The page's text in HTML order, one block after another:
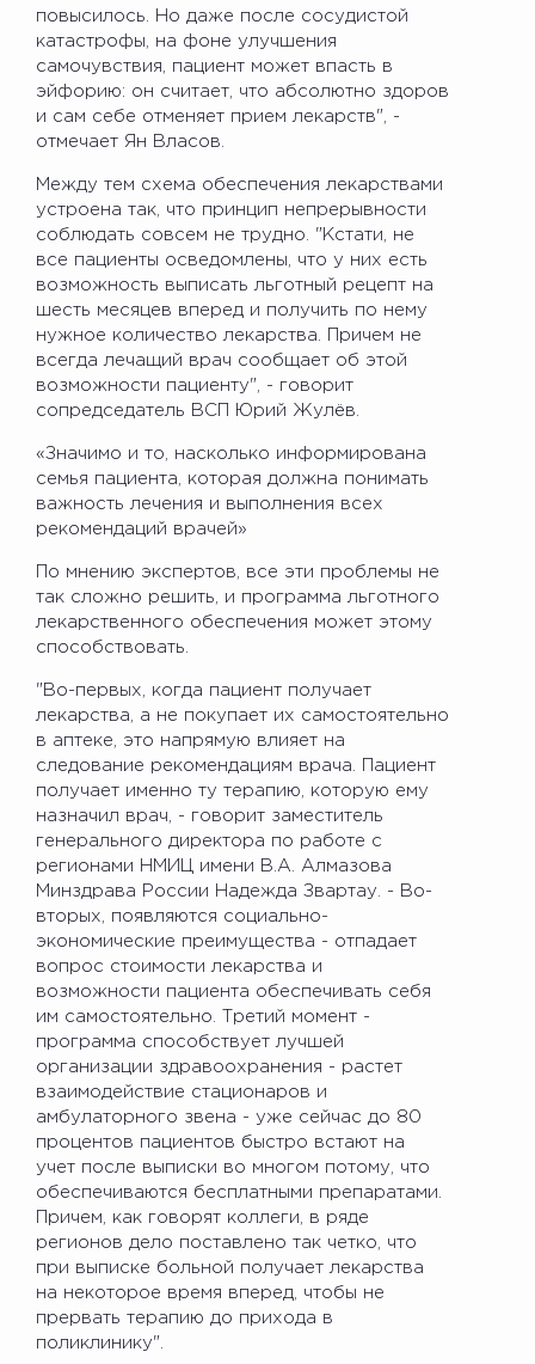
повысилось. Но даже после сосудистой
катастрофы, на фоне улучшения
самочувствия, пациент может впасть в
эйфорию: он считает, что абсолютно здоров
и сам себе отменяет прием лекарств", -
отмечает Ян Власов.
Между тем схема обеспечения лекарствами
устроена так, что принцип непрерывности
соблюдать совсем не трудно. "Кстати, не
все пациенты осведомлены, что у них есть
возможность выписать льготный рецепт на
шесть месяцев вперед и получить по нему
нужное количество лекарства. Причем не
всегда лечащий врач сообщает об этой
возможности пациенту", - говорит
сопредседатель ВСП Юрий Жулёв.
«Значимо и то, насколько информирована
семья пациента, которая должна понимать
важность лечения и выполнения всех
рекомендаций врачей»
По мнению экспертов, все эти проблемы не
так сложно решить, и программа льготного
лекарственного обеспечения может этому
способствовать.
"Во-первых, когда пациент получает
лекарства, а не покупает их самостоятельно
в аптеке, это напрямую влияет на
следование рекомендациям врача. Пациент
получает именно ту терапию, которую ему
назначил врач, - говорит заместитель
генерального директора по работе с
регионами НМИЦ имени В.А. Алмазова
Минздрава России Надежда Звартау. - Во-
вторых, появляются социально-
экономические преимущества - отпадает
вопрос стоимости лекарства и
возможности пациента обеспечивать себя
им самостоятельно. Третий момент -
программа способствует лучшей
организации здравоохранения - растет
взаимодействие стационаров и
амбулаторного звена - уже сейчас до 80
процентов пациентов быстро встают на
учет после выписки во многом потому, что
обеспечиваются бесплатными препаратами.
Причем, как говорят коллеги, в ряде
регионов дело поставлено так четко, что
при выписке больной получает лекарства
на некоторое время вперед, чтобы не
прервать терапию до прихода в
поликлинику".